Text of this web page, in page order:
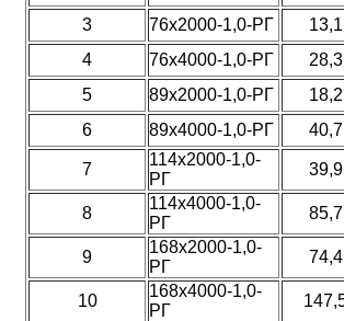
3
76х2000-1,0-РГ 13,1
4
76х4000-1,0-РГ 28,3
5
89х2000-1,0-РГ 18,2
6
89х4000-1,0-РГ 40,7
7
114х2000-1,0-
РГ
39,9
8
114х4000-1,0-
РГ
85,7
9
168х2000-1,0-
РГ
74,4
10
168х4000-1,0-
РГ